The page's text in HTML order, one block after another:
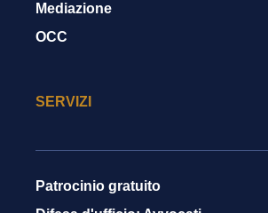
Mediazione
OCC
SERVIZI
Patrocinio gratuito